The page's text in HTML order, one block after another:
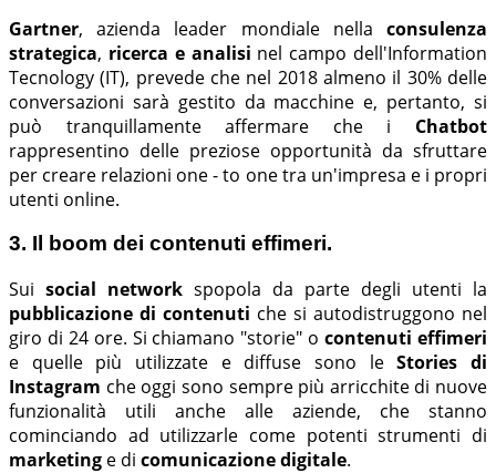
Gartner, azienda leader mondiale nella consulenza
strategica, ricerca e analisi nel campo dell'Information
Tecnology (IT), prevede che nel 2018 almeno il 30% delle
conversazioni sarà gestito da macchine e, pertanto, si
può tranquillamente affermare che i Chatbot
rappresentino delle preziose opportunità da sfruttare
per creare relazioni one - to one tra un'impresa e i propri
utenti online.
3. Il boom dei contenuti effimeri.
Sui social network spopola da parte degli utenti la
pubblicazione di contenuti che si autodistruggono nel
giro di 24 ore. Si chiamano "storie" ocontenuti effimeri
e quelle più utilizzate e diffuse sono leStories di
Instagram che oggi sono sempre più arricchite di nuove
funzionalità utili anche alle aziende, che stanno
cominciando ad utilizzarle come potenti strumenti di
marketing e di comunicazione digitale.